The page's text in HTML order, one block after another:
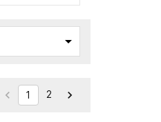

 1 2 